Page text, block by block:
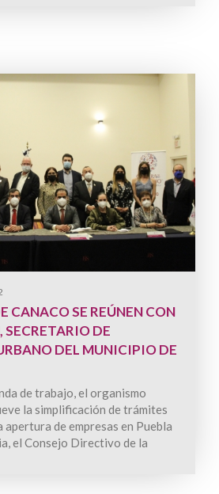
CANACO SE REÚNEN CON
DE
DEL MUNICIPIO DE
de trabajo, el organismo
la simplificación de trámites
apertura de empresas en Puebla
el Consejo Directivo de la